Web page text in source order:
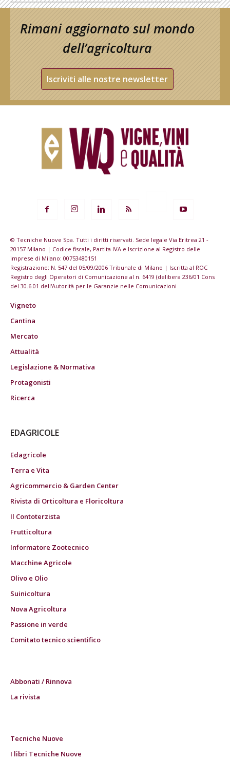
Rimani aggiornato sul mondo
dell’agricoltura
Iscriviti alle nostre newsletter
© Tecniche Nuove Spa. Tutti i diritti riservati. Sede legale Via Eritrea 21 -
20157 Milano | Codice fiscale, Partita IVA e Iscrizione al Registro delle
imprese di Milano: 00753480151
Registrazione: N. 547 del 05/09/2006 Tribunale di Milano | Iscritta al ROC
Registro degli Operatori di Comunicazione al n. 6419 (delibera 236/01 Cons
del 30.6.01 dell'Autorità per le Garanzie nelle Comunicazioni
Vigneto
Cantina
Mercato
Attualità
Legislazione & Normativa
Protagonisti
Ricerca
EDAGRICOLE
Edagricole
Terra e Vita
Agricommercio & Garden Center
Rivista di Orticoltura e Floricoltura
Il Contoterzista
Frutticoltura
Informatore Zootecnico
Macchine Agricole
Olivo e Olio
Suinicoltura
Nova Agricoltura
Passione in verde
Comitato tecnico scientifico
Abbonati / Rinnova
La rivista
Tecniche Nuove
I libri Tecniche Nuove